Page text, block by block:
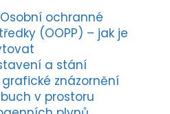
Osobní ochranné
(OOPP) – jak je
a stání
znázornění
v prostoru